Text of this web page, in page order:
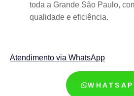
toda a Grande São Paulo,
qualidade e eficiência.
Atendimento via WhatsApp